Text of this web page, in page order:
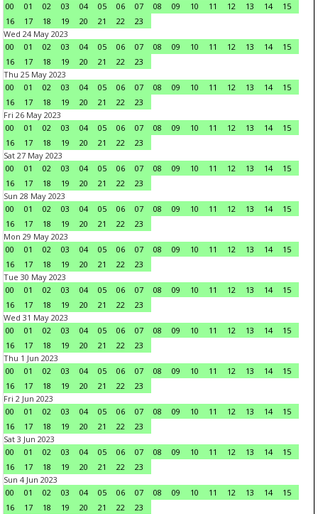
00
01 02 03 04 05 06 07 08 09 10 11 12 13 14
15
16
17 18 19 20 21 22
23
Wed 24 May 2023
00
01 02 03 04 05 06 07 08 09 10 11 12 13 14
15
16
17 18 19 20 21 22
23
Thu 25 May 2023
00
01 02 03 04 05 06 07 08 09 10 11 12 13 14
15
16
17 18 19 20 21 22
23
Fri 26 May 2023
00
01 02 03 04 05 06 07 08 09 10 11 12 13 14
15
16
17 18 19 20 21 22
23
Sat 27 May 2023
00
01 02 03 04 05 06 07 08 09 10 11 12 13 14
15
16
17 18 19 20 21 22
23
Sun 28 May 2023
00
01 02 03 04 05 06 07 08 09 10 11 12 13 14
15
16
17 18 19 20 21 22
23
Mon 29 May 2023
00
01 02 03 04 05 06 07 08 09 10 11 12 13 14
15
16
17 18 19 20 21 22
23
Tue 30 May 2023
00
01 02 03 04 05 06 07 08 09 10 11 12 13 14
15
16
17 18 19 20 21 22
23
Wed 31 May 2023
00
01 02 03 04 05 06 07 08 09 10 11 12 13 14
15
16
17 18 19 20 21 22
23
Thu 1 Jun 2023
00
01 02 03 04 05 06 07 08 09 10 11 12 13 14
15
16
17 18 19 20 21 22
23
Fri 2 Jun 2023
00
01 02 03 04 05 06 07 08 09 10 11 12 13 14
15
16
17 18 19 20 21 22
23
Sat 3 Jun 2023
00
01 02 03 04 05 06 07 08 09 10 11 12 13 14
15
16
17 18 19 20 21 22
23
Sun 4 Jun 2023
00
01 02 03 04 05 06 07 08 09 10 11 12 13 14
15
16
17 18 19 20 21 22
23